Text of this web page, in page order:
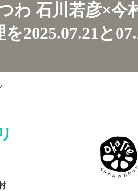
わ 石川若彦×今
2025.07.21と